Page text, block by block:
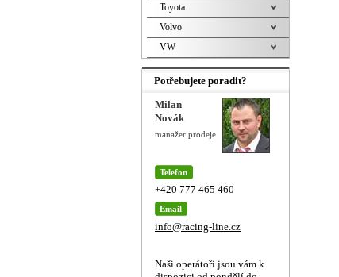
Toyota
Volvo
VW
Potřebujete poradit?
Milan
Novák
manažer prodeje
Telefon
+420 777 465 460
Email
info@racing-line.cz
Naši operátoři jsou vám k